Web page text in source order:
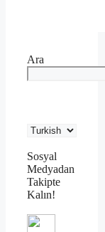
Ara
Sosyal
Medyadan
Takipte
Kalın!